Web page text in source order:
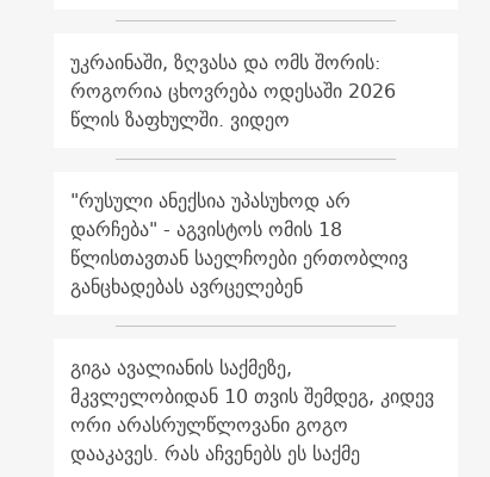
უკრაინაში, ზღვასა და ომს შორის:
როგორია ცხოვრება ოდესაში 2026
წლის ზაფხულში. ვიდეო
"რუსული ანექსია უპასუხოდ არ
დარჩება" - აგვისტოს ომის 18
წლისთავთან საელჩოები ერთობლივ
განცხადებას ავრცელებენ
გიგა ავალიანის საქმეზე,
მკვლელობიდან 10 თვის შემდეგ, კიდევ
ორი არასრულწლოვანი გოგო
დააკავეს. რას აჩვენებს ეს საქმე